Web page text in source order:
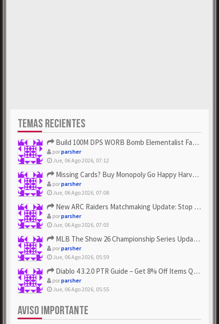
TEMAS RECIENTES
Build 100M DPS WORB Bomb Elementalist Fast - Grab POE Curren...
porparsher
Jue, 06 Ago 2026, 07:12
Missing Cards? Buy Monopoly Go Happy Harvest with Looney Tun...
porparsher
Jue, 06 Ago 2026, 07:08
New ARC Raiders Matchmaking Update: Stop Failed - Grab Bluep...
porparsher
Jue, 06 Ago 2026, 07:03
MLB The Show 26 Championship Series Update! Get Cheap & ...
porparsher
Jue, 06 Ago 2026, 05:59
Diablo 4 3.2.0 PTR Guide – Get 8% Off Items Quickly to Test ...
porparsher
Jue, 06 Ago 2026, 05:55
AVISO IMPORTANTE